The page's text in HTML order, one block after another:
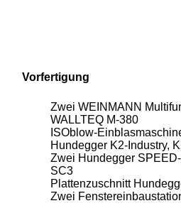
Vorfertigung
Zwei WEINMANN
WALLTEQ M-380
ISOblow-
Hundegger K2-Industry,
Zwei Hundegger
SC3
Plattenzuschnitt
Zwei